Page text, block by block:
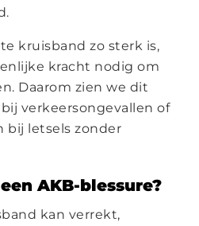
kruisband zo sterk is,
kracht nodig om
Daarom zien we dit
verkeersongevallen of
bij letsels zonder
AKB-blessure?
kan verrekt,